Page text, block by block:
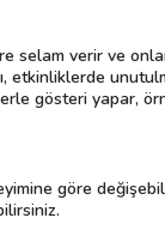
selam verir ve
etkinliklerde
gösteri yapar,
göre